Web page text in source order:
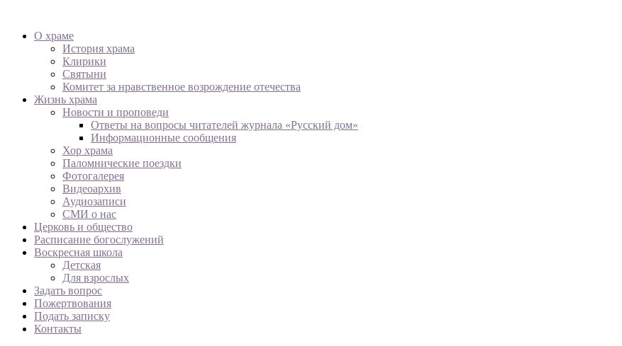
О храме
История храма
Клирики
Святыни
Комитет за нравственное возрождение отечества
Жизнь храма
Новости и проповеди
Ответы на вопросы читателей журнала «Русский дом»
Информационные сообщения
Хор храма
Паломнические поездки
Фотогалерея
Видеоархив
Аудиозаписи
СМИ о нас
Церковь и общество
Расписание богослужений
Воскресная школа
Детская
Для взрослых
Задать вопрос
Пожертвования
Подать записку
Контакты